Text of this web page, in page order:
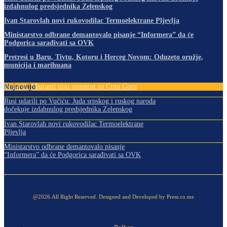
izdahnulog predsjednika Zelenskog
Ivan Starovlah novi rukovodilac Termoelektrane Pljevlja
Ministarstvo odbrane demantovalo pisanje “Informera” da će
Podgorica sarađivati sa OVK
Pretresi u Baru, Tivtu, Kotoru i Herceg Novom: Oduzeto oružje,
municija i marihuana
Najnovije
Bugarin: Migranti nisu opasnost za Crnu Goru
Rusi udarili po Vučiću: Juda srpskog i ruskog naroda
dočekuje izdahnulog predsjednika Zelenskog
Ivan Starovlah novi rukovodilac Termoelektrane
Pljevlja
Ministarstvo odbrane demantovalo pisanje
“Informera” da će Podgorica sarađivati sa OVK
@2026.All Right Reserved. Designed and Developed by Press.co.me